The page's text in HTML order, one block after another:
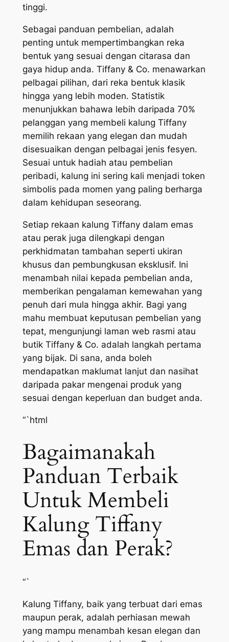
tinggi.
Sebagai panduan pembelian, adalah
penting untuk mempertimbangkan reka
bentuk yang sesuai dengan citarasa dan
gaya hidup anda. Tiffany & Co. menawarkan
pelbagai pilihan, dari reka bentuk klasik
hingga yang lebih moden. Statistik
menunjukkan bahawa lebih daripada 70%
pelanggan yang membeli kalung Tiffany
memilih rekaan yang elegan dan mudah
disesuaikan dengan pelbagai jenis fesyen.
Sesuai untuk hadiah atau pembelian
peribadi, kalung ini sering kali menjadi token
simbolis pada momen yang paling berharga
dalam kehidupan seseorang.
Setiap rekaan kalung Tiffany dalam emas
atau perak juga dilengkapi dengan
perkhidmatan tambahan seperti ukiran
khusus dan pembungkusan eksklusif. Ini
menambah nilai kepada pembelian anda,
memberikan pengalaman kemewahan yang
penuh dari mula hingga akhir. Bagi yang
mahu membuat keputusan pembelian yang
tepat, mengunjungi laman web rasmi atau
butik Tiffany & Co. adalah langkah pertama
yang bijak. Di sana, anda boleh
mendapatkan maklumat lanjut dan nasihat
daripada pakar mengenai produk yang
sesuai dengan keperluan dan budget anda.
“`html
Bagaimanakah
Panduan Terbaik
Untuk Membeli
Kalung Tiffany
Emas dan Perak?
“`
Kalung Tiffany, baik yang terbuat dari emas
maupun perak, adalah perhiasan mewah
yang mampu menambah kesan elegan dan